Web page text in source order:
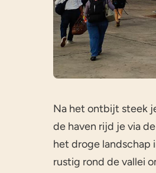
Na het ontbijt steek
de haven rijd je via
het droge landschap
rustig rond de vallei